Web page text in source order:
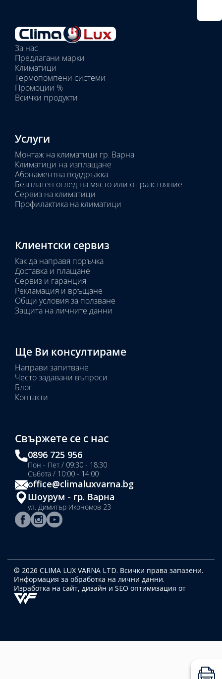
Избрани
вътрешни
тела:
Избрано
тяло:
За нас
Предлагани марки
Климатици
Термопомпени системи
Промоции %
Всички продукти
Услуги
Монтаж на климатици гр. Варна
Климатици на изплащане
Абонаментна поддръжка
Безплатен оглед на място или от разстояние
Сервиз на климатици
Профилактика на климатици
Клиентски сервиз
Как да направя поръчка
Доставка и плащане
Сервиз и гаранция
Рекламация и връщане
Общи условия за ползване
Защита на личните данни
Ще Ви консултираме
Направи запитване
Често задавани въпроси
Блог
Контакти
Свържете се с нас
0896 725 956
Пон - Пет / 09:30 - 18:30
Събота / 10:00 - 14:00
office@climaluxvarna.bg
Шоурум - гр. Варна
ул. Димитър Икономов 23
© 2026 CLIMA LUX VARNA LTD. Всички права запазени.
Информация за обработка на лични данни.
Изработка на сайт, дизайн и SEO оптимизация от